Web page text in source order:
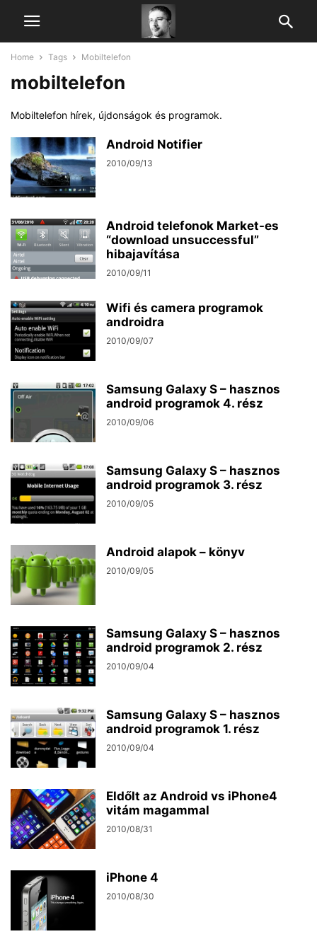
Home Tags Mobiltelefon
mobiltelefon
Mobiltelefon hírek, újdonságok és programok.
Android Notifier
2010/09/13
Android telefonok Market-es
“download unsuccessful”
hibajavítása
2010/09/11
Wifi és camera programok
androidra
2010/09/07
Samsung Galaxy S – hasznos
android programok 4. rész
2010/09/06
Samsung Galaxy S – hasznos
android programok 3. rész
2010/09/05
Android alapok – könyv
2010/09/05
Samsung Galaxy S – hasznos
android programok 2. rész
2010/09/04
Samsung Galaxy S – hasznos
android programok 1. rész
2010/09/04
Eldőlt az Android vs iPhone4
vitám magammal
2010/08/31
iPhone 4
2010/08/30